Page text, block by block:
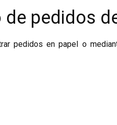
de pedidos
pedidos en papel o